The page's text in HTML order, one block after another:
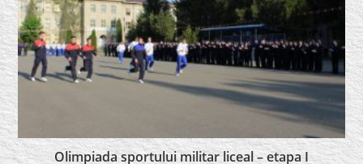
Olimpiada sportului militar liceal – etapa I